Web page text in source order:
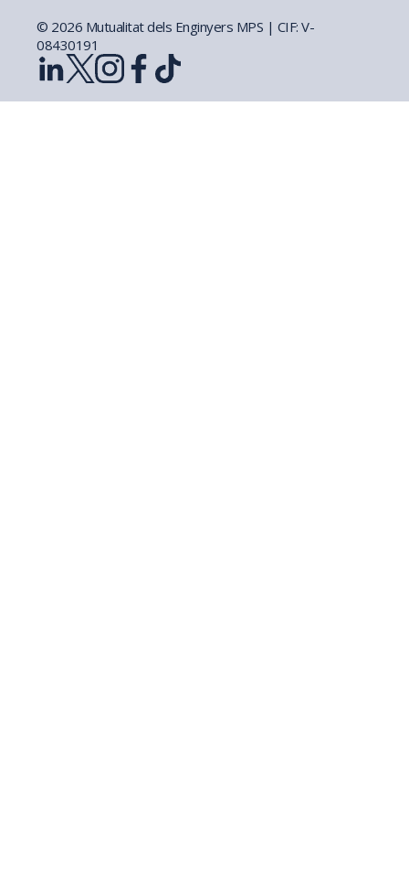
© 2026 Mutualitat dels Enginyers MPS | CIF: V-
08430191